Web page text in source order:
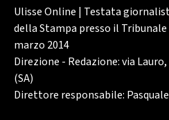
Ulisse Online | Testata
della Stampa presso il Tribunale
marzo 2014
Direzione - Redazione: via Lauro,
(SA)
Direttore responsabile: